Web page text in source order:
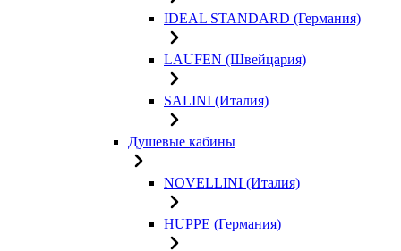
IDEAL STANDARD (Германия)
LAUFEN (Швейцария)
SALINI (Италия)
Душевые кабины
NOVELLINI (Италия)
HUPPE (Германия)